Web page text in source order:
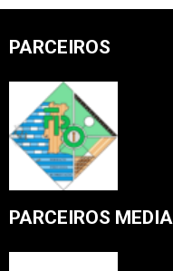
PARCEIROS
PARCEIROS MEDIA